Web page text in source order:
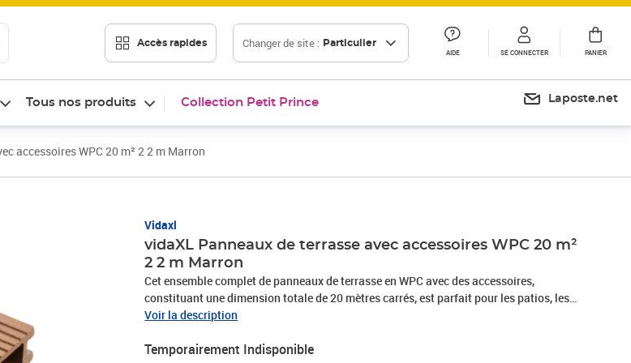
Accès rapides Changer de site : Particulier
AIDE SE CONNECTER PANIER
Tous nos produits Collection Petit Prince Laposte.net
accessoires WPC 20 m² 2 2 m Marron
Vidaxl
vidaXL Panneaux de terrasse avec accessoires WPC 20 m²
2 2 m Marron
Cet ensemble complet de panneaux de terrasse en WPC avec des accessoires,
constituant une dimension totale de 20 mètres carrés, est parfait pour les patios, les
balcons ou les surfaces à côté d'une piscine ou d'un spa. Fabriqués en bois composite
panneaux de terrasse ont un épaississement de 25 mm, ce qui les rend très solides. En
Voir la description
Temporairement Indisponible